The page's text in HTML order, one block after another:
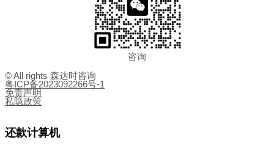
咨询
© All rights 森达时咨询
粤ICP备2023092266号-1
免责声明
私隐政策
还款计算机